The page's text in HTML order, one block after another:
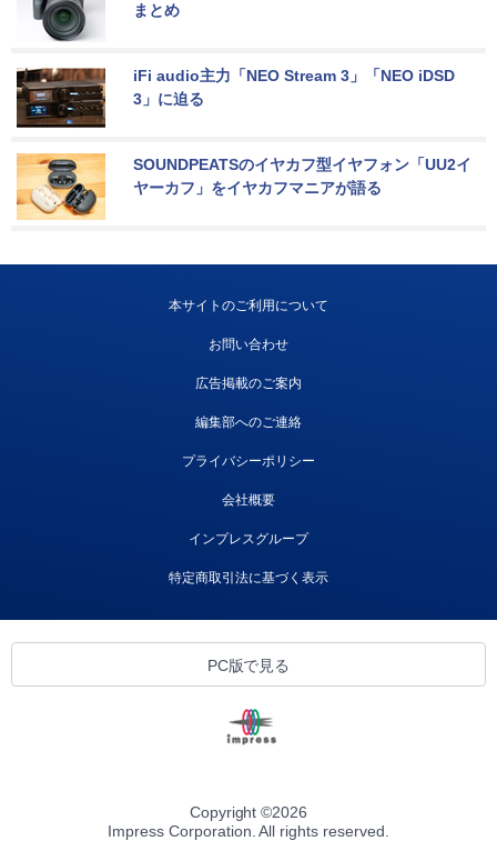
まとめ
iFi audio主力「NEO Stream 3」「NEO iDSD
3」に迫る
SOUNDPEATSのイヤカフ型イヤフォン「UU2イ
ヤーカフ」をイヤカフマニアが語る
本サイトのご利用について
お問い合わせ
広告掲載のご案内
編集部へのご連絡
プライバシーポリシー
会社概要
インプレスグループ
特定商取引法に基づく表示
PC版で見る
Copyright ©2026
Impress Corporation. All rights reserved.